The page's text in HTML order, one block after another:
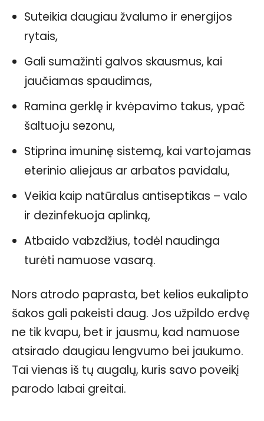
Suteikia daugiau žvalumo ir energijos
rytais,
Gali sumažinti galvos skausmus, kai
jaučiamas spaudimas,
Ramina gerklę ir kvėpavimo takus, ypač
šaltuoju sezonu,
Stiprina imuninę sistemą, kai vartojamas
eterinio aliejaus ar arbatos pavidalu,
Veikia kaip natūralus antiseptikas – valo
ir dezinfekuoja aplinką,
Atbaido vabzdžius, todėl naudinga
turėti namuose vasarą.
Nors atrodo paprasta, bet kelios eukalipto
šakos gali pakeisti daug. Jos užpildo erdvę
ne tik kvapu, bet ir jausmu, kad namuose
atsirado daugiau lengvumo bei jaukumo.
Tai vienas iš tų augalų, kuris savo poveikį
parodo labai greitai.